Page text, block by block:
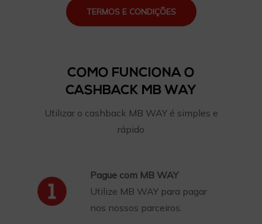
TERMOS E CONDIÇÕES
COMO FUNCIONA O
CASHBACK MB WAY
Utilizar o cashback MB WAY é simples e
rápido
Pague com MB WAY
Utilize MB WAY para pagar
nos nossos parceiros.